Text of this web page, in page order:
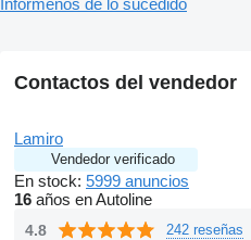
Infórmenos de lo sucedido
Contactos del vendedor
Lamiro
Vendedor verificado
En stock: 5999 anuncios
16 años en Autoline
4.8 242 reseñas